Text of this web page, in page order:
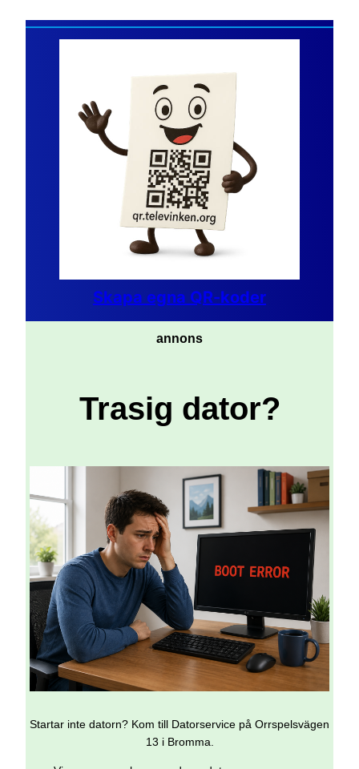
Skapa egna QR-koder
annons
Trasig dator?
Startar inte datorn? Kom till Datorservice på Orrspelsvägen
13 i Bromma.